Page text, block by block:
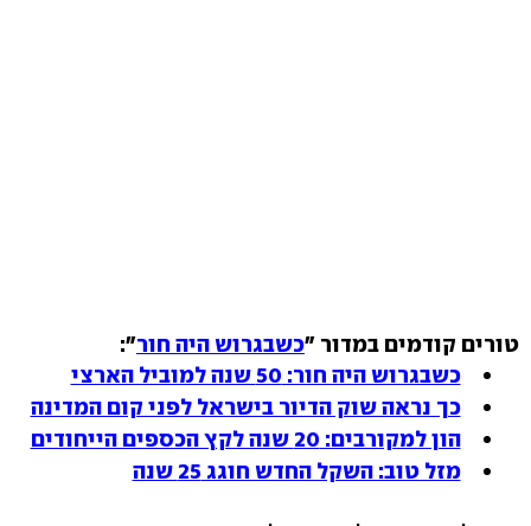
טורים קודמים במדור "כשבגרוש היה חור":
כשבגרוש היה חור: 50 שנה למוביל הארצי
כך נראה שוק הדיור בישראל לפני קום המדינה
הון למקורבים: 20 שנה לקץ הכספים הייחודים
מזל טוב: השקל החדש חוגג 25 שנה